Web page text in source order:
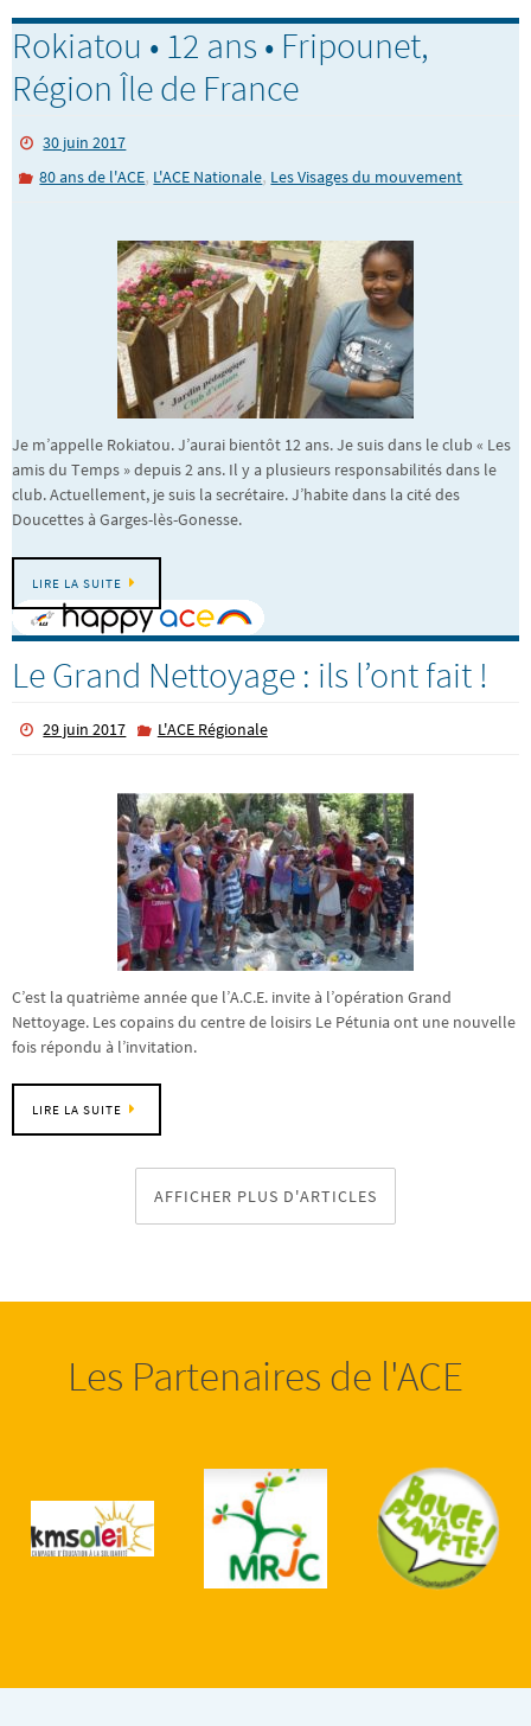
Rokiatou • 12 ans • Fripounet,
Région Île de France
30 juin 2017
80 ans de l'ACE, L'ACE Nationale, Les Visages du mouvement
Je m’appelle Rokiatou. J’aurai bientôt 12 ans. Je suis dans le club « Les
amis du Temps » depuis 2 ans. Il y a plusieurs responsabilités dans le
club. Actuellement, je suis la secrétaire. J’habite dans la cité des
Doucettes à Garges-lès-Gonesse.
LIRE LA SUITE
Le Grand Nettoyage : ils l’ont fait !
29 juin 2017 L'ACE Régionale
C’est la quatrième année que l’A.C.E. invite à l’opération Grand
Nettoyage. Les copains du centre de loisirs Le Pétunia ont une nouvelle
fois répondu à l’invitation.
LIRE LA SUITE
AFFICHER PLUS D'ARTICLES
Les Partenaires de l'ACE